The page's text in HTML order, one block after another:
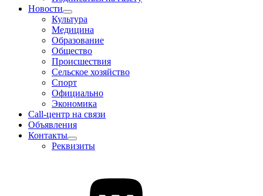
Новости
Культура
Медицина
Образование
Общество
Происшествия
Сельское хозяйство
Спорт
Официально
Экономика
Call-центр на связи
Объявления
Контакты
Реквизиты